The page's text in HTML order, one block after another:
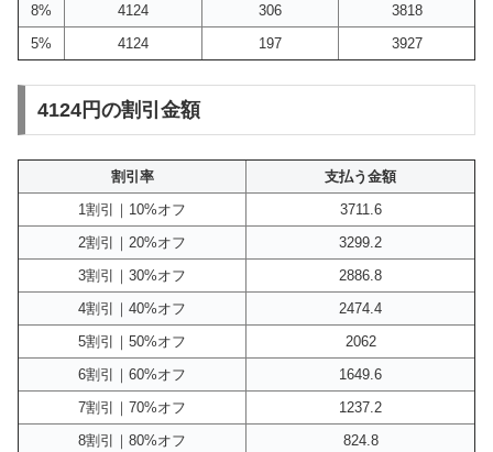
8%
4124 306
3818
5%
4124 197 3927
4124円の割引金額
割引率
支払う金額
1割引｜10%オフ
3711.6
2割引｜20%オフ
3299.2
3割引｜30%オフ
2886.8
4割引｜40%オフ
2474.4
5割引｜50%オフ
2062
6割引｜60%オフ
1649.6
7割引｜70%オフ
1237.2
8割引｜80%オフ
824.8